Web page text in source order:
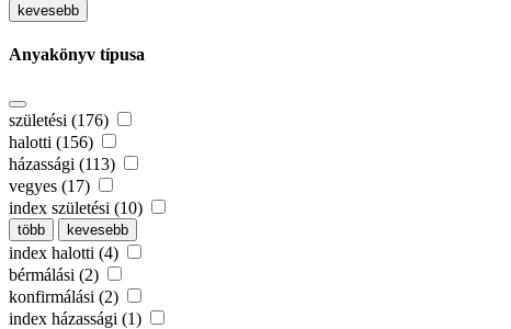
kevesebb
Anyakönyv típusa
születési (176)
halotti (156)
házassági (113)
vegyes (17)
index születési (10)
több kevesebb
index halotti (4)
bérmálási (2)
konfirmálási (2)
index házassági (1)